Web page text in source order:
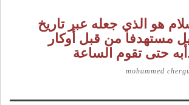
هو الذي جعله عبر تاريخ
مستهدفا من قبل أوكار
حتى تقوم الساعة
mohammed